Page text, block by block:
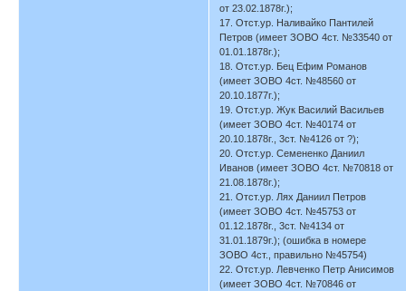
от 23.02.1878г.);
17. Отст.ур. Наливайко Пантилей
Петров (имеет ЗОВО 4ст. №33540 от
01.01.1878г.);
18. Отст.ур. Бец Ефим Романов
(имеет ЗОВО 4ст. №48560 от
20.10.1877г.);
19. Отст.ур. Жук Василий Васильев
(имеет ЗОВО 4ст. №40174 от
20.10.1878г., 3ст. №4126 от ?);
20. Отст.ур. Семененко Даниил
Иванов (имеет ЗОВО 4ст. №70818 от
21.08.1878г.);
21. Отст.ур. Лях Даниил Петров
(имеет ЗОВО 4ст. №45753 от
01.12.1878г., 3ст. №4134 от
31.01.1879г.); (ошибка в номере
ЗОВО 4ст., правильно №45754)
22. Отст.ур. Левченко Петр Анисимов
(имеет ЗОВО 4ст. №70846 от